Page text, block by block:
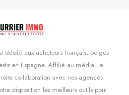
dédié aux acheteurs français, belges
en Espagne. Affilié au média Le
collaboration avec nos agences
disposition les meilleurs outils pour